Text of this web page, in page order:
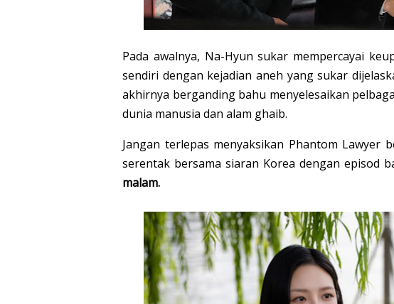
Pada awalnya, Na-Hyun sukar mempercayai
sendiri dengan kejadian aneh yang sukar
akhirnya berganding bahu menyelesaikan
dunia manusia dan alam ghaib.
Jangan terlepas menyaksikan Phantom Lawyer
serentak bersama siaran Korea dengan episod
malam.